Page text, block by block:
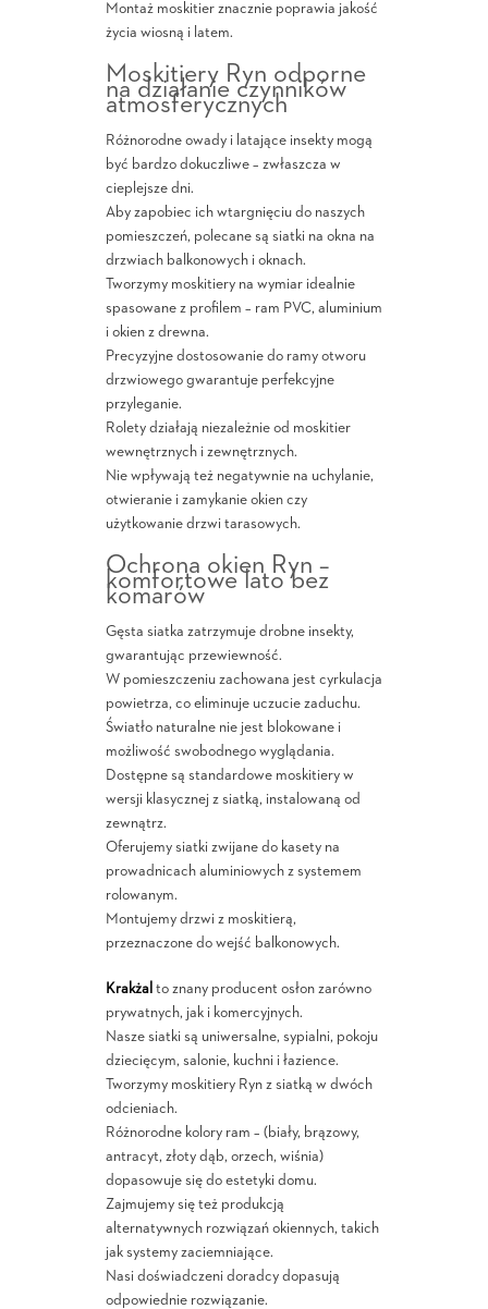
Montaż moskitier znacznie poprawia jakość
życia wiosną i latem.
Moskitiery Ryn odporne
na działanie czynników
atmosferycznych
Różnorodne owady i latające insekty mogą
być bardzo dokuczliwe – zwłaszcza w
cieplejsze dni.
Aby zapobiec ich wtargnięciu do naszych
pomieszczeń, polecane są siatki na okna na
drzwiach balkonowych i oknach.
Tworzymy moskitiery na wymiar idealnie
spasowane z profilem – ram PVC, aluminium
i okien z drewna.
Precyzyjne dostosowanie do ramy otworu
drzwiowego gwarantuje perfekcyjne
przyleganie.
Rolety działają niezależnie od moskitier
wewnętrznych i zewnętrznych.
Nie wpływają też negatywnie na uchylanie,
otwieranie i zamykanie okien czy
użytkowanie drzwi tarasowych.
Ochrona okien Ryn –
komfortowe lato bez
komarów
Gęsta siatka zatrzymuje drobne insekty,
gwarantując przewiewność.
W pomieszczeniu zachowana jest cyrkulacja
powietrza, co eliminuje uczucie zaduchu.
Światło naturalne nie jest blokowane i
możliwość swobodnego wyglądania.
Dostępne są standardowe moskitiery w
wersji klasycznej z siatką, instalowaną od
zewnątrz.
Oferujemy siatki zwijane do kasety na
prowadnicach aluminiowych z systemem
rolowanym.
Montujemy drzwi z moskitierą,
przeznaczone do wejść balkonowych.
Krakżal to znany producent osłon zarówno
prywatnych, jak i komercyjnych.
Nasze siatki są uniwersalne, sypialni, pokoju
dziecięcym, salonie, kuchni i łazience.
Tworzymy moskitiery Ryn z siatką w dwóch
odcieniach.
Różnorodne kolory ram – (biały, brązowy,
antracyt, złoty dąb, orzech, wiśnia)
dopasowuje się do estetyki domu.
Zajmujemy się też produkcją
alternatywnych rozwiązań okiennych, takich
jak systemy zaciemniające.
Nasi doświadczeni doradcy dopasują
odpowiednie rozwiązanie.